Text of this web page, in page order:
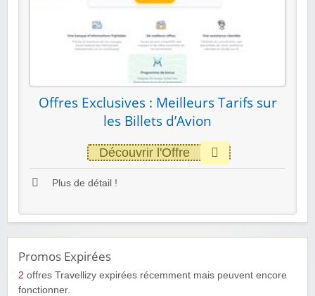
Offres Exclusives : Meilleurs Tarifs sur
les Billets d’Avion
Découvrir l'Offre
Plus de détail !
Promos Expirées
2 offres Travellizy expirées récemment mais peuvent encore
fonctionner.